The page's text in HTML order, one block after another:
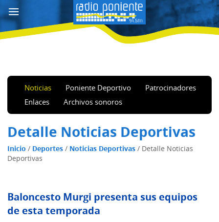
Noticias Poniente Deportivo
Patrocinadores
Enlaces
Archivos sonoros
Detalle Noticias Deportivas
Inicio / Deportes / Noticias Deportivas / Detalle Noticias
Deportivas
Baloncesto Murgi presenta sus equipos
de esta temporada